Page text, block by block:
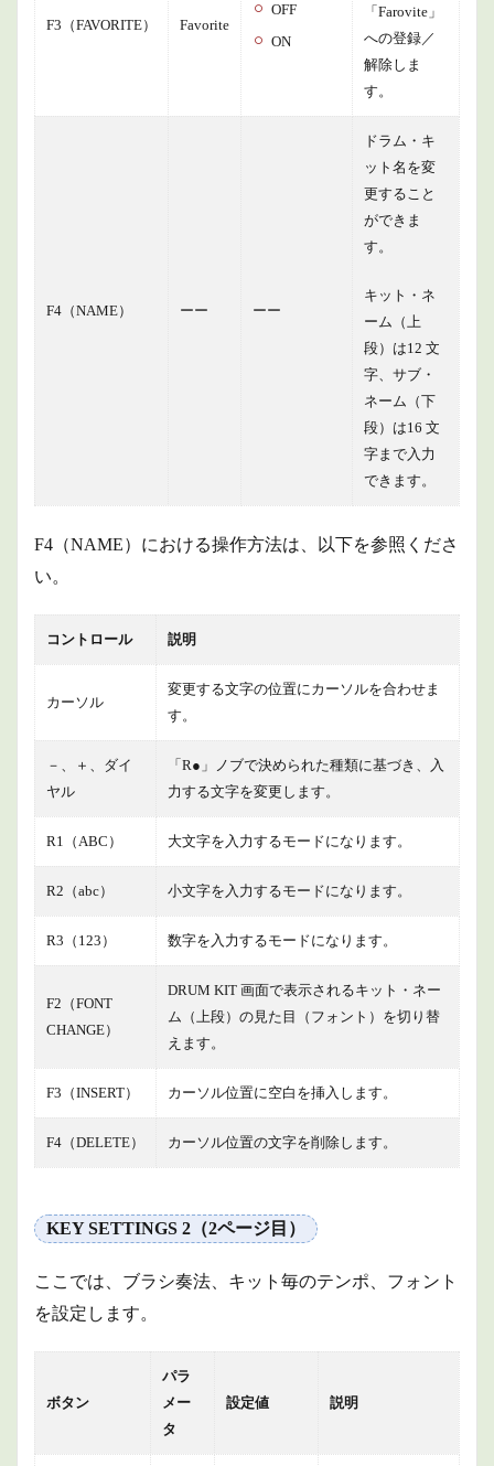
F3（FAVORITE） Favorite
OFF
ON
「Farovite」
への登録／
解除しま
す。
F4（NAME） ーー ーー
ドラム・キ
ット名を変
更すること
ができま
す。
キット・ネ
ーム（上
段）は12 文
字、サブ・
ネーム（下
段）は16 文
字まで入力
できます。
F4（NAME）における操作方法は、以下を参照くださ
い。
コントロール 説明
カーソル
変更する文字の位置にカーソルを合わせま
す。
－、＋、ダイ
ヤル
「R●」ノブで決められた種類に基づき、入
力する文字を変更します。
R1（ABC） 大文字を入力するモードになります。
R2（abc） 小文字を入力するモードになります。
R3（123） 数字を入力するモードになります。
F2（FONT
CHANGE）
DRUM KIT 画面で表示されるキット・ネー
ム（上段）の見た目（フォント）を切り替
えます。
F3（INSERT） カーソル位置に空白を挿入します。
F4（DELETE） カーソル位置の文字を削除します。
KEY SETTINGS 2（2ページ目）
ここでは、ブラシ奏法、キット毎のテンポ、フォント
を設定します。
ボタン
パラ
メー
タ
設定値 説明